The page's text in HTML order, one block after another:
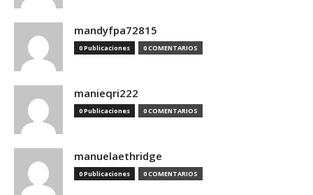
mandyfpa72815
0 Publicaciones 0 COMENTARIOS
manieqri222
0 Publicaciones 0 COMENTARIOS
manuelaethridge
0 Publicaciones 0 COMENTARIOS